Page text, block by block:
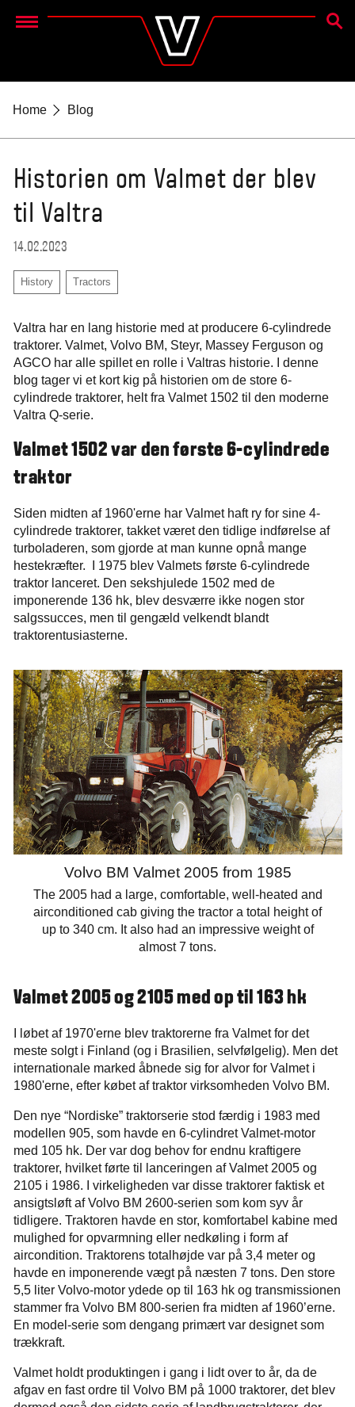
Menu
SØG
Home Blog
Historien om Valmet der blev
til Valtra
14.02.2023
History Tractors
Valtra har en lang historie med at producere 6-cylindrede
traktorer. Valmet, Volvo BM, Steyr, Massey Ferguson og
AGCO har alle spillet en rolle i Valtras historie. I denne
blog tager vi et kort kig på historien om de store 6-
cylindrede traktorer, helt fra Valmet 1502 til den moderne
Valtra Q-serie.
Valmet 1502 var den første 6-cylindrede
traktor
Siden midten af 1960'erne har Valmet haft ry for sine 4-
cylindrede traktorer, takket været den tidlige indførelse af
turboladeren, som gjorde at man kunne opnå mange
hestekræfter.
I 1975 blev Valmets første 6-cylindrede
traktor lanceret. Den sekshjulede 1502 med de
imponerende 136 hk, blev desværre ikke nogen stor
salgssucces, men til gengæld velkendt blandt
traktorentusiasterne.
Volvo BM Valmet 2005 from 1985
The 2005 had a large, comfortable, well-heated and
airconditioned cab giving the tractor a total height of
up to 340 cm. It also had an impressive weight of
almost 7 tons.
Valmet 2005 og 2105 med op til 163 hk
I løbet af 1970'erne blev traktorerne fra Valmet for det
meste solgt i Finland (og i Brasilien, selvfølgelig). Men det
internationale marked åbnede sig for alvor for Valmet i
1980'erne, efter købet af traktor virksomheden Volvo BM.
Den nye “Nordiske” traktorserie stod færdig i 1983 med
modellen 905, som havde en 6-cylindret Valmet-motor
med 105 hk. Der var dog behov for endnu kraftigere
traktorer, hvilket førte til lanceringen af Valmet 2005 og
2105 i 1986. I virkeligheden var disse traktorer faktisk et
ansigtsløft af Volvo BM 2600-serien som kom syv år
tidligere. Traktoren havde en stor, komfortabel kabine med
mulighed for opvarmning eller nedkøling i form af
aircondition. Traktorens totalhøjde var på 3,4 meter og
havde en imponerende vægt på næsten 7 tons. Den store
5,5 liter Volvo-motor ydede op til 163 hk og transmissionen
stammer fra Volvo BM 800-serien fra midten af 1960’erne.
En model-serie som dengang primært var designet som
trækkraft.
Valmet holdt produktingen i gang i lidt over to år, da de
afgav en fast ordre til Volvo BM på 1000 traktorer, det blev